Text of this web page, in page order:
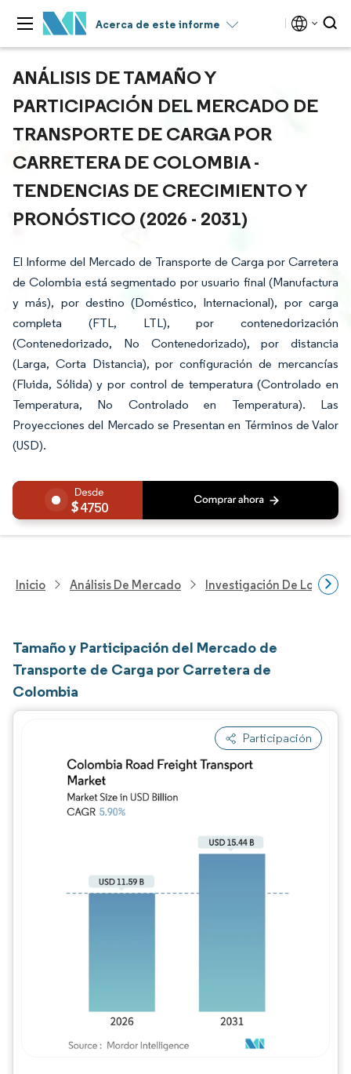
Acerca de este informe
ANÁLISIS DE TAMAÑO Y
PARTICIPACIÓN DEL MERCADO DE
TRANSPORTE DE CARGA POR
CARRETERA DE COLOMBIA -
TENDENCIAS DE CRECIMIENTO Y
PRONÓSTICO (2026 - 2031)
El Informe del Mercado de Transporte de Carga por Carretera
de Colombia está segmentado por usuario final (Manufactura
y más), por destino (Doméstico, Internacional), por carga
completa (FTL, LTL), por contenedorización
(Contenedorizado, No Contenedorizado), por distancia
(Larga, Corta Distancia), por configuración de mercancías
(Fluida, Sólida) y por control de temperatura (Controlado en
Temperatura, No Controlado en Temperatura). Las
Proyecciones del Mercado se Presentan en Términos de Valor
(USD).
4750
Inicio Análisis De Mercado Investigación De Logística
Tamaño y Participación del Mercado de
Transporte de Carga por Carretera de
Colombia
Participación